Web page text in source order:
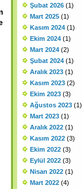
Şubat 2026 (1)
Mart 2025 (1)
Kasım 2024 (1)
Ekim 2024 (1)
Mart 2024 (2)
Şubat 2024 (1)
Aralık 2023 (1)
Kasım 2023 (2)
Ekim 2023 (3)
Ağustos 2023 (1)
Mart 2023 (1)
Aralık 2022 (1)
Kasım 2022 (3)
Ekim 2022 (3)
Eylül 2022 (3)
Nisan 2022 (1)
Mart 2022 (4)